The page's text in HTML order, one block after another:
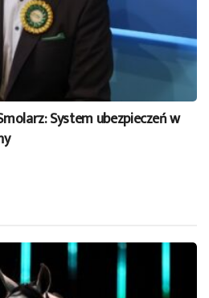
System ubezpieczeń w